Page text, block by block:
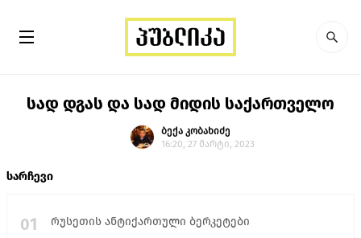
სად დგას და სად მიდის საქართველო
ბექა კობახიძე
16:20, 27 მარტი, 2023
სარჩევი
01 რუსეთის ანტიქართული ბერკეტები